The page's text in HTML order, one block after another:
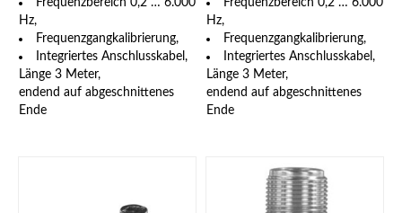
Frequenzbereich 0,2 … 6.000
Hz,
Frequenzgangkalibrierung,
Integriertes Anschlusskabel,
Länge 3 Meter,
endend auf abgeschnittenes
Ende
Frequenzbereich 0,2 … 6.000
Hz,
Frequenzgangkalibrierung,
Integriertes Anschlusskabel,
Länge 3 Meter,
endend auf abgeschnittenes
Ende